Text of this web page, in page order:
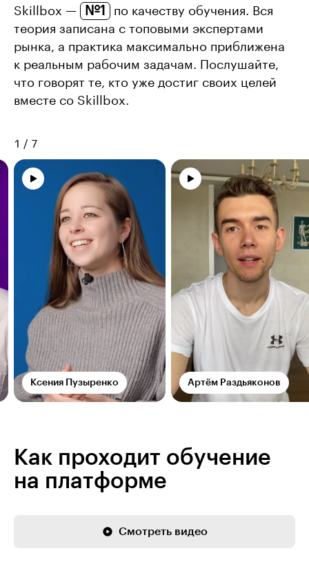
Skillbox — №1
по качеству обучения. Вся
теория записана с топовыми экспертами
рынка, а практика максимально приближена
к реальным рабочим задачам. Послушайте,
что говорят те, кто уже достиг своих целей
вместе со Skillbox.
1 / 7
Ксения Пузыренко Артём Раздьяконов
Как проходит обучение
на платформе
Смотреть видео